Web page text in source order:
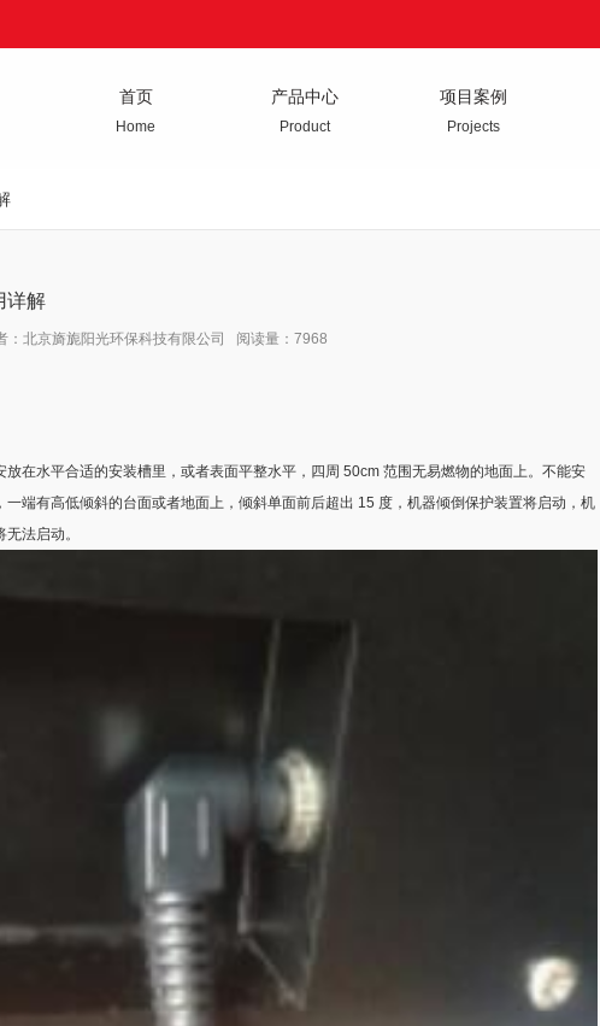
首页
Home
产品中心
Product
项目案例
Projects
详解
北京旖旎阳光环保科技有限公司 阅读量：7968
在水平合适的安装槽里，或者表面平整水平，四周 50cm 范围无易燃物的地面上。不能安
一端有高低倾斜的台面或者地面上，倾斜单面前后超出 15 度，机器倾倒保护装置将启动，机
法启动。